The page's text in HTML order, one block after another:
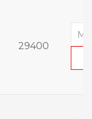
29400